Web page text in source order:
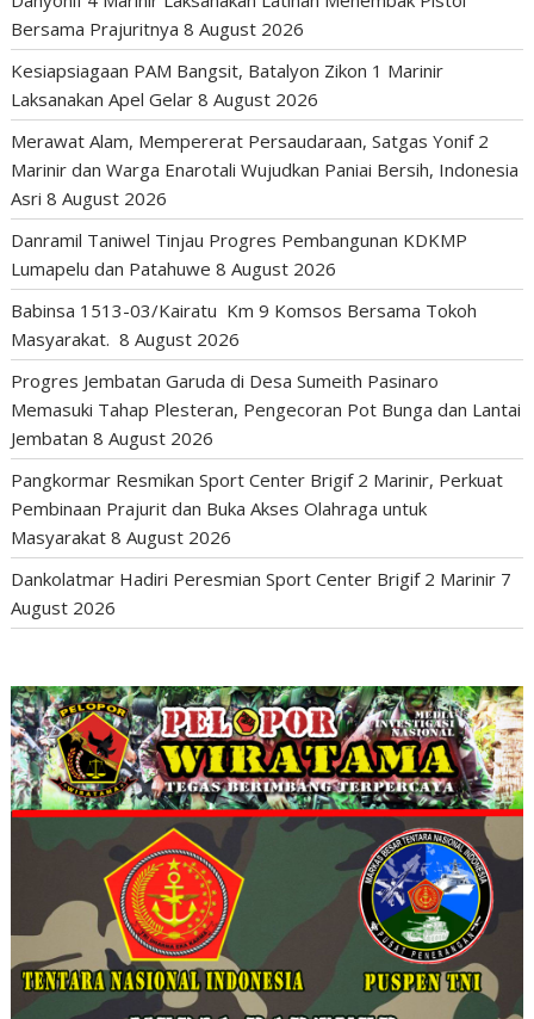
Bersama Prajuritnya 8 August 2026
Kesiapsiagaan PAM Bangsit, Batalyon Zikon 1 Marinir
Laksanakan Apel Gelar 8 August 2026
Merawat Alam, Mempererat Persaudaraan, Satgas Yonif 2
Marinir dan Warga Enarotali Wujudkan Paniai Bersih, Indonesia
Asri 8 August 2026
Danramil Taniwel Tinjau Progres Pembangunan KDKMP
Lumapelu dan Patahuwe 8 August 2026
Babinsa 1513-03/Kairatu Km 9 Komsos Bersama Tokoh
Masyarakat. 8 August 2026
Progres Jembatan Garuda di Desa Sumeith Pasinaro
Memasuki Tahap Plesteran, Pengecoran Pot Bunga dan Lantai
Jembatan 8 August 2026
Pangkormar Resmikan Sport Center Brigif 2 Marinir, Perkuat
Pembinaan Prajurit dan Buka Akses Olahraga untuk
Masyarakat 8 August 2026
Dankolatmar Hadiri Peresmian Sport Center Brigif 2 Marinir 7
August 2026